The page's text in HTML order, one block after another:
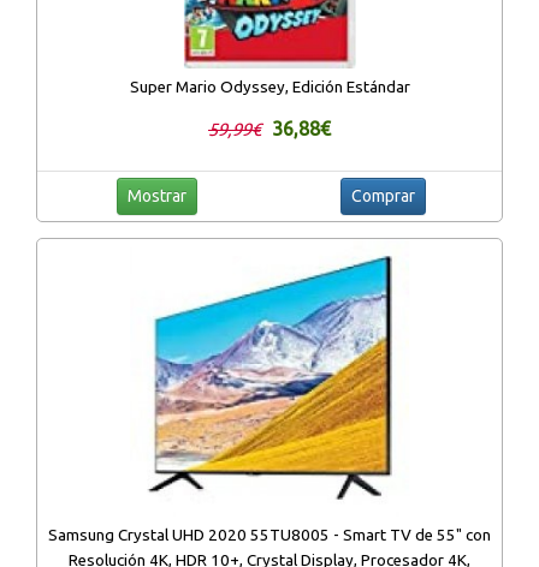
Super Mario Odyssey, Edición Estándar
59,99€ 36,88€
Mostrar Comprar
Samsung Crystal UHD 2020 55TU8005 - Smart TV de 55" con
Resolución 4K, HDR 10+, Crystal Display, Procesador 4K,